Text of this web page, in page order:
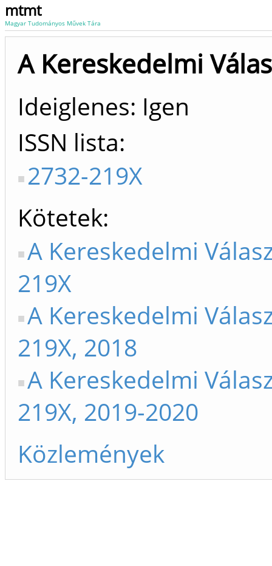
mtmt
Magyar Tudományos Művek Tára
A Kereskedelmi
Ideiglenes: Igen
ISSN lista
2732-219X
Kötetek
A Kereskedelmi
219X
A Kereskedelmi
219X, 2018
A Kereskedelmi
219X, 2019-2020
Közlemények